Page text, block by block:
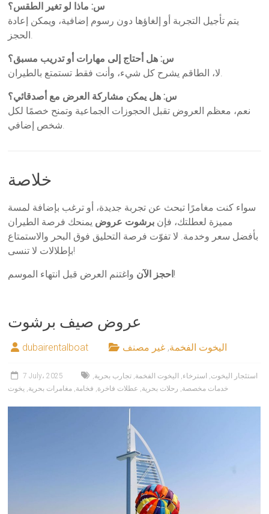
س: ماذا لو تغير الطقس؟
يتم تأجيل التجربة أو إلغاؤها دون رسوم إضافية، ويمكن إعادة
الحجز.
س: هل أحتاج إلى مهارات أو تدريب مسبق؟
لا، الطاقم يشرح كل شيء، وأنت فقط تستمتع بالطيران.
س: هل يمكن مشاركة العرض مع أصدقائي؟
نعم، معظم العروض تقبل الحجوزات الجماعية وتمنح خصمًا لكل
شخص إضافي.
خلاصة
سواء كنت مغامرًا تبحث عن تجربة جديدة، أو ترغب بإضافة لمسة
مميزة لعطلتك، فإن برشوت عروض يمنحك فرصة الطيران
بأفضل سعر وخدمة. لا تفوّت فرصة التحليق فوق البحر والاستمتاع
بإطلالات لا تنسى!
احجز الآنواغتنم العرض قبل انتهاء الموسم!
عروض صيف برشوت
dubairentalboat اليخوت الفخمة, غير مصنف
7 July، 2025 استئجار اليخوت, استرخاء, اليخوت الفخمة, تجارب بحرية,
خدمات مخصصة, رحلات بحرية, عطلات فاخرة, فخامة, مغامرات بحرية, يخوت